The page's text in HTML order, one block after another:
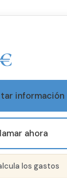
información
ahora
los gastos